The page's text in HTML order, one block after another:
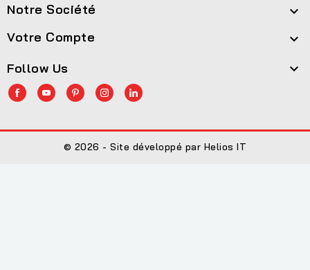
Notre Société 
Votre Compte 
Follow Us 
© 2026 - Site développé par Helios IT